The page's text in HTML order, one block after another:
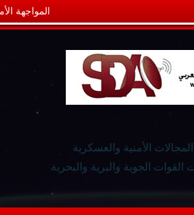
المواجهة
الأمنية والعسكرية
الجوية والبرية والبحرية